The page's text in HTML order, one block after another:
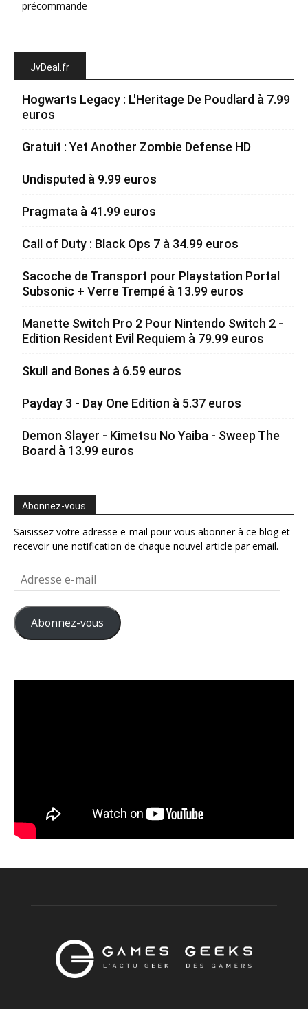
JvDeal.fr
Hogwarts Legacy : L'Heritage De Poudlard à 7.99
euros
Gratuit : Yet Another Zombie Defense HD
Undisputed à 9.99 euros
Pragmata à 41.99 euros
Call of Duty : Black Ops 7 à 34.99 euros
Sacoche de Transport pour Playstation Portal
Subsonic + Verre Trempé à 13.99 euros
Manette Switch Pro 2 Pour Nintendo Switch 2 -
Edition Resident Evil Requiem à 79.99 euros
Skull and Bones à 6.59 euros
Payday 3 - Day One Edition à 5.37 euros
Demon Slayer - Kimetsu No Yaiba - Sweep The
Board à 13.99 euros
Abonnez-vous.
Saisissez votre adresse e-mail pour vous abonner à ce blog et
recevoir une notification de chaque nouvel article par email.
Adresse
e-
mail
Abonnez-vous